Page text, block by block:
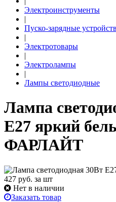
Электроинструменты
|
Пуско-зарядные
|
Электротовары
|
Электролампы
|
Лампы светодиодные
Лампа
Е27 яркий
ФАРЛАЙТ
427 руб. за шт
Нет в наличии
Заказать товар